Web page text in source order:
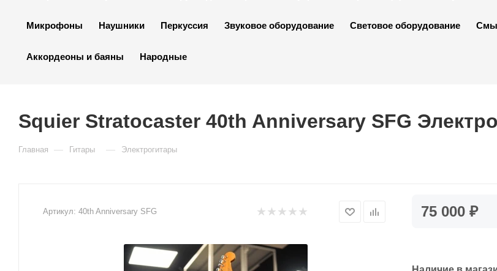
Микрофоны Наушники Перкуссия Звуковое оборудование Световое оборудование
Аккордеоны и баяны Народные
Squier Stratocaster 40th Anniversary SFG
Главная — Гитары — Электрогитары
Артикул: 40th Anniversary SFG 75 000 ₽